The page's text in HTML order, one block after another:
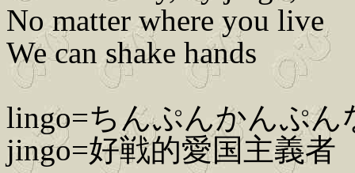
No matter where you live
We can shake hands
lingo=ちんぷんかんぷん
jingo=好戦的愛国主義者